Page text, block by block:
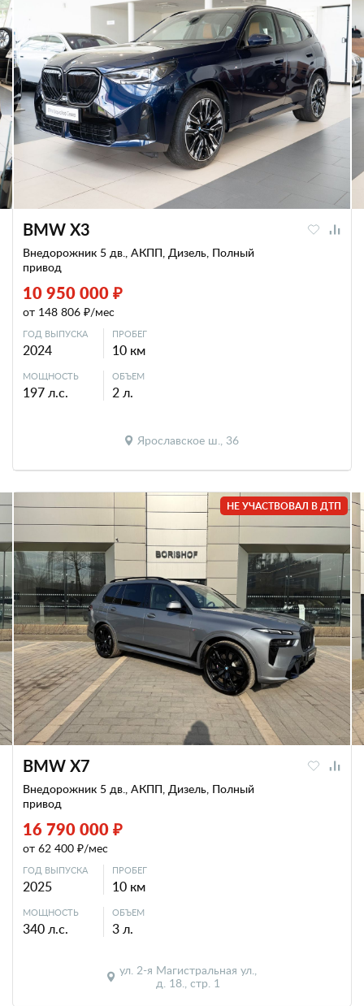
BMW X3
Внедорожник 5 дв., АКПП, Дизель, Полный
привод
10 950 000 ₽
от 148 806 ₽/мес
ГОД ВЫПУСКА
2024
ПРОБЕГ
10 км
МОЩНОСТЬ
197 л.с.
ОБЪЕМ
2 л.
Ярославское ш., 36
НЕ УЧАСТВОВАЛ В ДТП
BMW X7
Внедорожник 5 дв., АКПП, Дизель, Полный
привод
16 790 000 ₽
от 62 400 ₽/мес
ГОД ВЫПУСКА
2025
ПРОБЕГ
10 км
МОЩНОСТЬ
340 л.с.
ОБЪЕМ
3 л.
ул. 2-я Магистральная ул.,
д. 18., стр. 1